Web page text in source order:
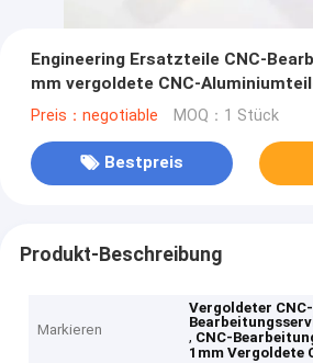
Engineering Ersatzteile CNC-
mm vergoldete CNC-
Preis：negotiable MOQ：1 Stück
Bestpreis
Produkt-Beschreibung
Markieren
Vergoldeter CNC-
, CNC-
1mm Vergoldete